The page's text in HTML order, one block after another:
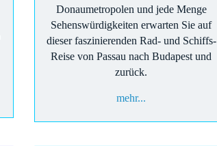
Donaumetropolen und jede Menge
Sehenswürdigkeiten erwarten Sie auf
dieser faszinierenden Rad- und Schiffs-
Reise von Passau nach Budapest und
zurück.
mehr...